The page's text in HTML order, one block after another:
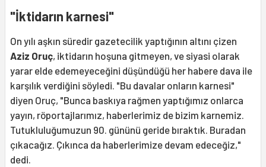
"İktidarın karnesi"
On yılı aşkın süredir gazetecilik yaptığının altını çizen
Aziz Oruç, iktidarın hoşuna gitmeyen, ve siyasi olarak
yarar elde edemeyeceğini düşündüğü her habere dava ile
karşılık verdiğini söyledi. "Bu davalar onların karnesi"
diyen Oruç, "Bunca baskıya rağmen yaptığımız onlarca
yayın, röportajlarımız, haberlerimiz de bizim karnemiz.
Tutukluluğumuzun 90. gününü geride bıraktık. Buradan
çıkacağız. Çıkınca da haberlerimize devam edeceğiz,"
dedi.